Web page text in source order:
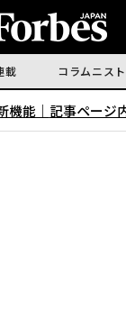
載 コラムニスト
機能｜ 記事ページ